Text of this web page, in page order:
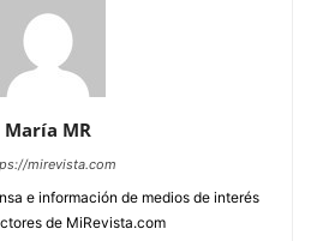
María MR
mirevista.com
e información de medios de interés
de MiRevista.com